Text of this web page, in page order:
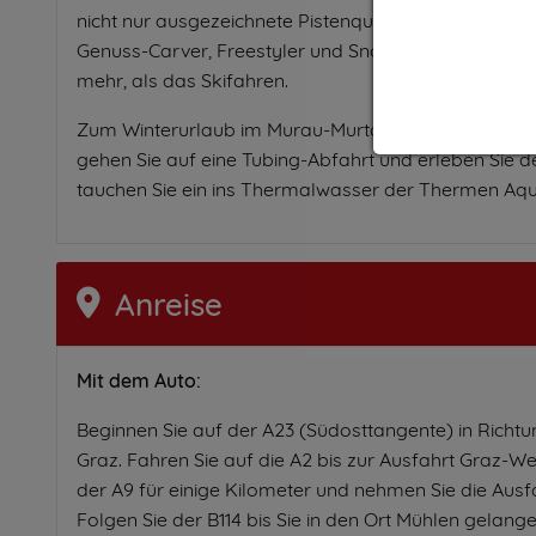
nicht nur ausgezeichnete Pistenqualität und
Genuss-Carver, Freestyler und Snowboarder bis
mehr, als das Skifahren.
Zum Winterurlaub im Murau-Murtal gehören auch
gehen Sie auf eine Tubing-Abfahrt und erleben Sie
tauchen Sie ein ins Thermalwasser der Thermen
Anreise
Mit dem Auto:
Beginnen Sie auf der A23 (Südosttangente) in
Graz. Fahren Sie auf die A2 bis zur Ausfahrt Graz-
der A9 für einige Kilometer und nehmen Sie die
Folgen Sie der B114 bis Sie in den Ort Mühlen